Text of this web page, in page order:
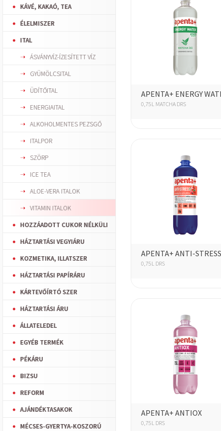
KÁVÉ, KAKAÓ, TEA
ÉLELMISZER
ITAL
ÁSVÁNYVÍZ-ÍZESÍTETT VÍZ
GYÜMÖLCSITAL
ÜDÍTŐITAL
ENERGIAITAL
ALKOHOLMENTES PEZSGŐ
ITALPOR
SZÖRP
ICE TEA
ALOE-VERA ITALOK
VITAMIN ITALOK
HOZZÁADOTT CUKOR NÉLKÜLI
HÁZTARTÁSI VEGYIÁRU
KOZMETIKA, ILLATSZER
HÁZTARTÁSI PAPÍRÁRU
KÁRTEVŐÍRTÓ SZER
HÁZTARTÁSI ÁRU
ÁLLATELEDEL
EGYÉB TERMÉK
PÉKÁRU
BIZSU
REFORM
AJÁNDÉKTASAKOK
MÉCSES-GYERTYA-KOSZORÚ
APENTA+ ENERGY
0,75L MATCHA DRS
APENTA+ ANTI-STRESS
0,75L DRS
APENTA+ ANTIOX
0,75L DRS